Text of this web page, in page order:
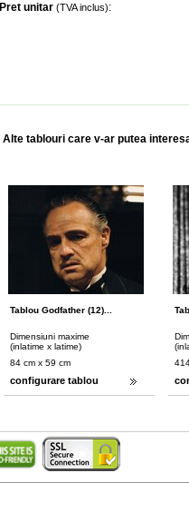
Pret unitar (TVA inclus):
Alte tablouri care v-ar putea
Tablou Godfather (12)...
Dimensiuni maxime
(inlatime x latime)
84 cm x 59 cm
configurare tablou